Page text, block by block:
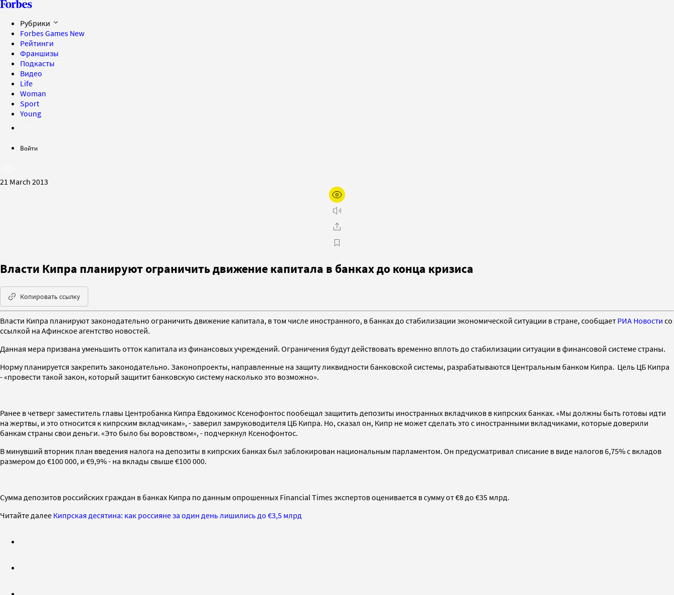
Рубрики
Forbes Games New
Рейтинги
Франшизы
Подкасты
Видео
Life
Woman
Sport
Young
Войти
21 March 2013
Власти Кипра планируют ограничить движение капитала в банках до конца кризиса
Копировать ссылку
Власти Кипра планируют законодательно ограничить движение капитала, в том числе иностранного, в банках до стабилизации экономической ситуации в стране, сообщает РИА Новости со
ссылкой на Афинское агентство новостей.
Данная мера призвана уменьшить отток капитала из финансовых учреждений. Ограничения будут действовать временно вплоть до стабилизации ситуации в финансовой системе страны.
Норму планируется закрепить законодательно. Законопроекты, направленные на защиту ликвидности банковской системы, разрабатываются Центральным банком Кипра. Цель ЦБ Кипра
- «провести такой закон, который защитит банковскую систему насколько это возможно».
Ранее в четверг заместитель главы Центробанка Кипра Евдокимос Ксенофонтос пообещал защитить депозиты иностранных вкладчиков в кипрских банках. «Мы должны быть готовы идти
на жертвы, и это относится к кипрским вкладчикам», - заверил замруководителя ЦБ Кипра. Но, сказал он, Кипр не может сделать это с иностранными вкладчиками, которые доверили
банкам страны свои деньги. «Это было бы воровством», - подчеркнул Ксенофонтос.
В минувший вторник план введения налога на депозиты в кипрских банках был заблокирован национальным парламентом. Он предусматривал списание в виде налогов 6,75% с вкладов
размером до €100 000, и €9,9% - на вклады свыше €100 000.
Сумма депозитов российских граждан в банках Кипра по данным опрошенных Financial Times экспертов оценивается в сумму от €8 до €35 млрд.
Читайте далее Кипрская десятина: как россияне за один день лишились до €3,5 млрд